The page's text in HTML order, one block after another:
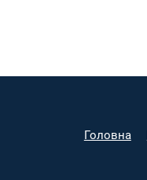
Головна